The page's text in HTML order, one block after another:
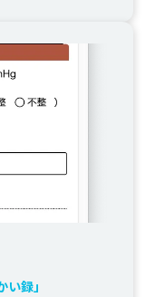
録」